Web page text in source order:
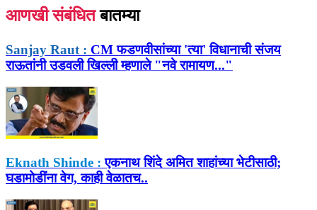
आणखी संबंधित बातम्या
Sanjay Raut : CM फडणवीसांच्या 'त्या' विधानाची संजय
राऊतांनी उडवली खिल्ली म्हणाले "नवे रामायण..."
Eknath Shinde : एकनाथ शिंदे अमित शाहांच्या भेटीसाठी;
घडामोडींना वेग, काही वेळातच..